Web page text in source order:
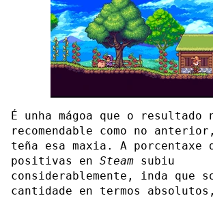
É unha mágoa que o resultado
recomendable como no
teña esa maxia. A
positivas en Steam subiu
considerablemente, inda que
cantidade en termos